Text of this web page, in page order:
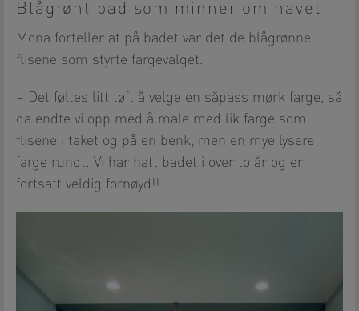
Blågrønt bad som minner om havet
Mona forteller at på badet var det de blågrønne
flisene som styrte fargevalget.
– Det føltes litt tøft å velge en såpass mørk farge, så
da endte vi opp med å male med lik farge som
flisene i taket og på en benk, men en mye lysere
farge rundt. Vi har hatt badet i over to år og er
fortsatt veldig fornøyd!!